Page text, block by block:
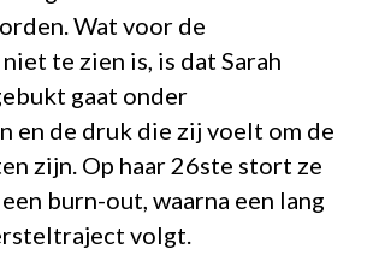
Wat voor de
te zien is, is dat Sarah
gaat onder
en de druk die zij voelt om de
zijn. Op haar 26ste stort ze
burn-out, waarna een lang
volgt.